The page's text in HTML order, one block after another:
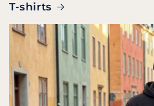
T-shirts